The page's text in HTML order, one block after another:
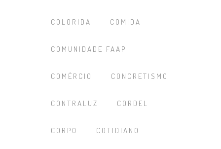
COLORIDA COMIDA
COMUNIDADE FAAP
COMÉRCIO CONCRETISMO
CONTRALUZ CORDEL
CORPO COTIDIANO